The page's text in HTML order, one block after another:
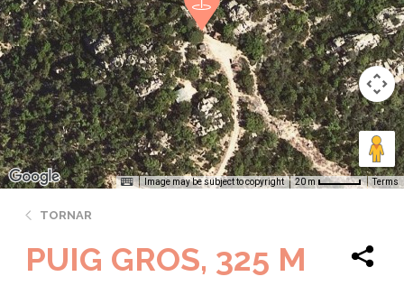
Image may be subject to copyright 20 m Terms
TORNAR
PUIG GROS, 325 M